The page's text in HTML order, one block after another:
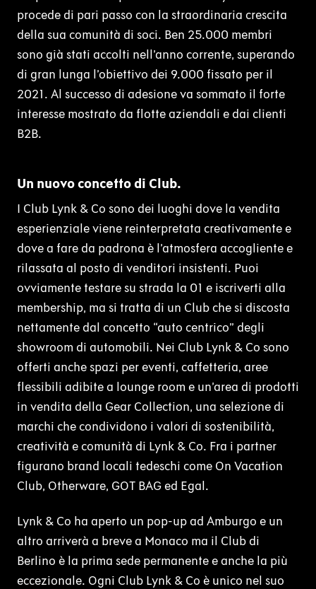
procede di pari passo con la straordinaria crescita
della sua comunità di soci. Ben 25.000 membri
sono già stati accolti nell’anno corrente, superando
di gran lunga l’obiettivo dei 9.000 fissato per il
2021. Al successo di adesione va sommato il forte
interesse mostrato da flotte aziendali e dai clienti
B2B.
Un nuovo concetto di Club.
I Club Lynk & Co sono dei luoghi dove la vendita
esperienziale viene reinterpretata creativamente e
dove a fare da padrona è l’atmosfera accogliente e
rilassata al posto di venditori insistenti. Puoi
ovviamente testare su strada la 01 e iscriverti alla
membership, ma si tratta di un Club che si discosta
nettamente dal concetto “auto centrico” degli
showroom di automobili. Nei Club Lynk & Co sono
offerti anche spazi per eventi, caffetteria, aree
flessibili adibite a lounge room e un’area di prodotti
in vendita della Gear Collection, una selezione di
marchi che condividono i valori di sostenibilità,
creatività e comunità di Lynk & Co. Fra i partner
figurano brand locali tedeschi come On Vacation
Club, Otherware, GOT BAG ed Egal.
Lynk & Co ha aperto un pop-up ad Amburgo e un
altro arriverà a breve a Monaco ma il Club di
Berlino è la prima sede permanente e anche la più
eccezionale. Ogni Club Lynk & Co è unico nel suo